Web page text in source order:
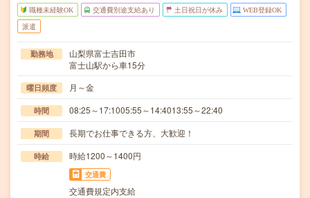
職種未経験OK 交通費別途支給あり 土日祝日が休み WEB登録OK
派遣
勤務地
山梨県富士吉田市
富士山駅から車15分
曜日頻度 月～金
時間 08:25～17:1005:55～14:4013:55～22:40
期間 長期でお仕事できる方、大歓迎！
時給 時給1200～1400円
交通費
交通費規定内支給